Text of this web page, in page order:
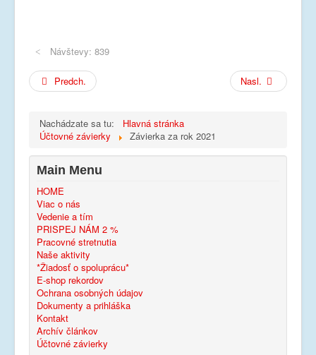
Návštevy: 839
Predch. Nasl.
Nachádzate sa tu:
Hlavná stránka
Účtovné závierky
Závierka za rok 2021
Main Menu
HOME
Viac o nás
Vedenie a tím
PRISPEJ NÁM 2 %
Pracovné stretnutia
Naše aktivity
*Žiadosť o spoluprácu*
E-shop rekordov
Ochrana osobných údajov
Dokumenty a prihláška
Kontakt
Archív článkov
Účtovné závierky